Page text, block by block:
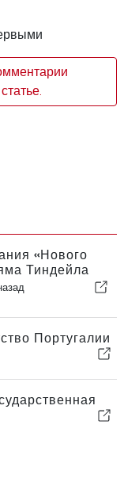
«Нового
Тиндейла
языке
Португалии